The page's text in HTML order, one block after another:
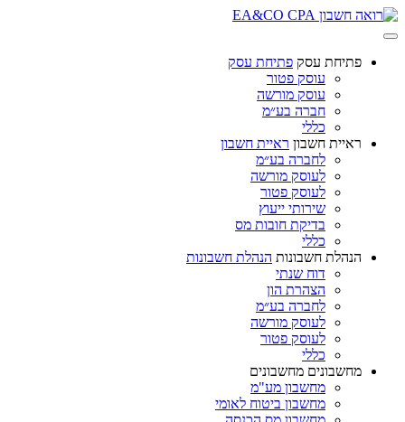
פתיחת עסק פתיחת עסק
עוסק פטור
עוסק מורשה
חברה בע״מ
כללי
ראיית חשבון ראיית חשבון
לחברה בע״מ
לעוסק מורשה
לעוסק פטור
שירותי ייעוץ
בדיקת חובות מס
כללי
הנהלת חשבונות הנהלת חשבונות
דוח שנתי
הצהרת הון
לחברה בע״מ
לעוסק מורשה
לעוסק פטור
כללי
מחשבונים מחשבונים
מחשבון מע"מ
מחשבון ביטוח לאומי